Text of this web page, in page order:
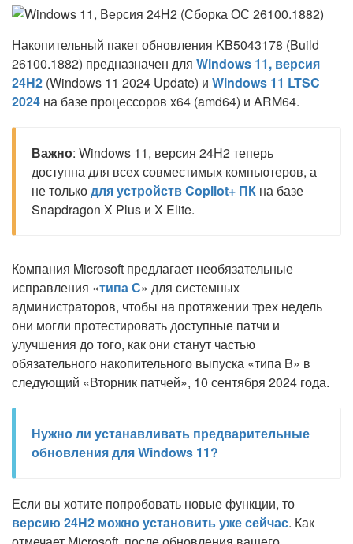
Накопительный пакет обновления KB5043178 (Build
26100.1882) предназначен для Windows 11, версия
24H2 (Windows 11 2024 Update) и Windows 11 LTSC
2024 на базе процессоров x64 (amd64) и ARM64.
Важно: Windows 11, версия 24H2 теперь
доступна для всех совместимых компьютеров, а
не толькодля устройств Copilot+ ПК на базе
Snapdragon X Plus и X Elite.
Компания Microsoft предлагает необязательные
исправления «типа С» для системных
администраторов, чтобы на протяжении трех недель
они могли протестировать доступные патчи и
улучшения до того, как они станут частью
обязательного накопительного выпуска «типа B» в
следующий «Вторник патчей», 10 сентября 2024 года.
Нужно ли устанавливать предварительные
обновления для Windows 11?
Если вы хотите попробовать новые функции, то
версию 24H2 можно установить уже сейчас. Как